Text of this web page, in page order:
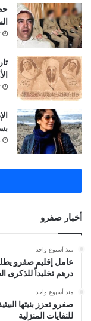
أخبار صفرو
منذ أسبوع واحد
درهم تخليداً للذكرى
منذ أسبوع واحد
صفرو تعزز بنيتها
للنفايات المنزلية